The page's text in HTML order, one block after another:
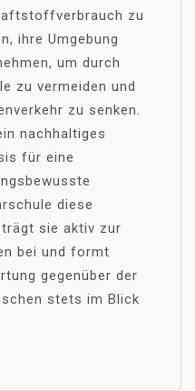
zu
ihre Umgebung
um durch
zu vermeiden und
zu senken.
nachhaltiges
für eine
diese
sie aktiv zur
bei und formt
gegenüber der
stets im Blick